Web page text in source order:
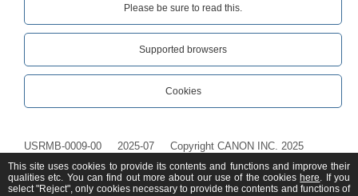
Please be sure to read this.‎
Supported browsers
Cookies
USRMB-0009-00 2025-07 Copyright CANON INC. 2025
This site uses cookies to provide its contents and functions and improve their
qualities etc. You can find out more about our use of the cookies here. If you
select "Reject", only cookies necessary to provide the contents and functions of